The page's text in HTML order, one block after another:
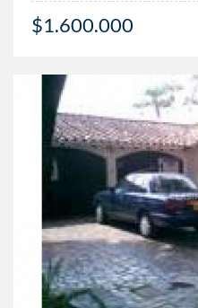
$1.600.000